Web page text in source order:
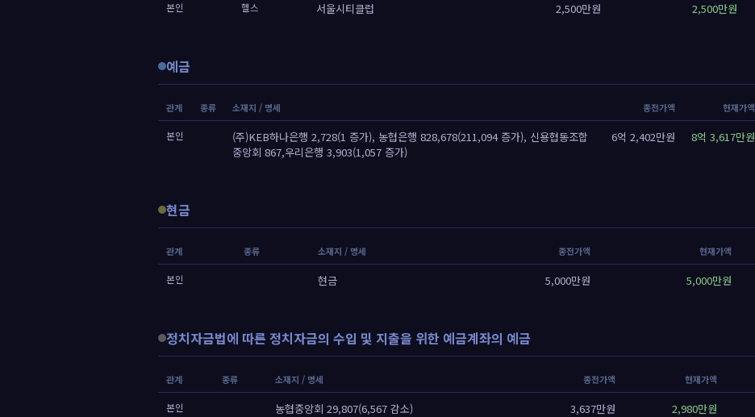
본인 헬스 서울시티클럽 2,500만원 2,500만원
예금
관계 종류 소재지 / 명세 종전가액 현재가액
본인
(주)KEB하나은행 2,728(1 증가), 농협은행 828,678(211,094 증가), 신용협동조합
중앙회 867,우리은행 3,903(1,057 증가)
6억 2,402만원 8억 3,617만원
현금
관계 종류 소재지 / 명세 종전가액 현재가액
본인 현금 5,000만원 5,000만원
정치자금법에 따른 정치자금의 수입 및 지출을 위한 예금계좌의 예금
관계 종류 소재지 / 명세 종전가액 현재가액
본인 농협중앙회 29,807(6,567 감소) 3,637만원 2,980만원